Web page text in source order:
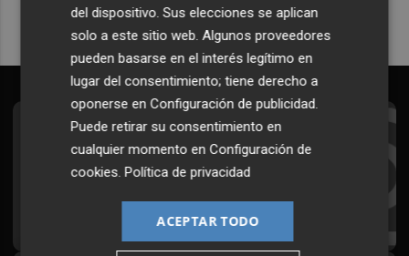
Suscríbete al Boletín
Todos los días a primera hora en tu email
del dispositivo. Sus elecciones se aplican
solo a este sitio web. Algunos proveedores
pueden basarse en el interés legítimo en
lugar del consentimiento; tiene derecho a
oponerse enConfiguración de publicidad.
Puede retirar su consentimiento en
cualquier momento enConfiguración de
cookies.Política de privacidad
ACEPTAR TODO